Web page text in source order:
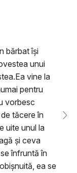
bărbat își
unui
vine la
pentru
vorbesc
tăcere în
uite unul la
și ceva
înfruntă în
ea se